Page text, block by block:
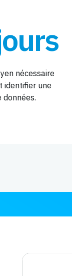
nécessaire
identifier une
données.